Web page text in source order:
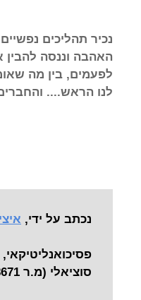
נכיר תהליכים
האהבה וננסה להבין
לפעמים, בין מה
לנו הראש....
נכתב על ידי,
סוציאלי (מ.ר 23671)